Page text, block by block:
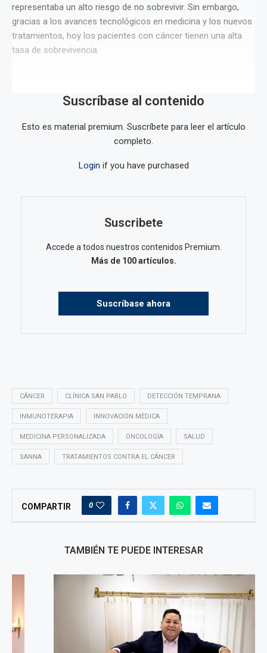
representaba un alto riesgo de no sobrevivir. Sin embargo,
gracias a los avances tecnológicos en medicina y los nuevos
tratamientos, hoy los pacientes con cáncer tienen una alta
tasa de sobrevivencia.
Suscríbase al contenido
Esto es material premium. Suscríbete para leer el artículo
completo.
Login if you have purchased
Suscribete
Accede a todos nuestros contenidos Premium.
Más de 100 artículos.
Suscríbase ahora
CÁNCER CLÍNICA SAN PABLO DETECCIÓN TEMPRANA
INMUNOTERAPIA INNOVACIÓN MÉDICA
MEDICINA PERSONALIZADA ONCOLOGÍA SALUD
SANNA TRATAMIENTOS CONTRA EL CÁNCER
COMPARTIR 0
TAMBIÉN TE PUEDE INTERESAR